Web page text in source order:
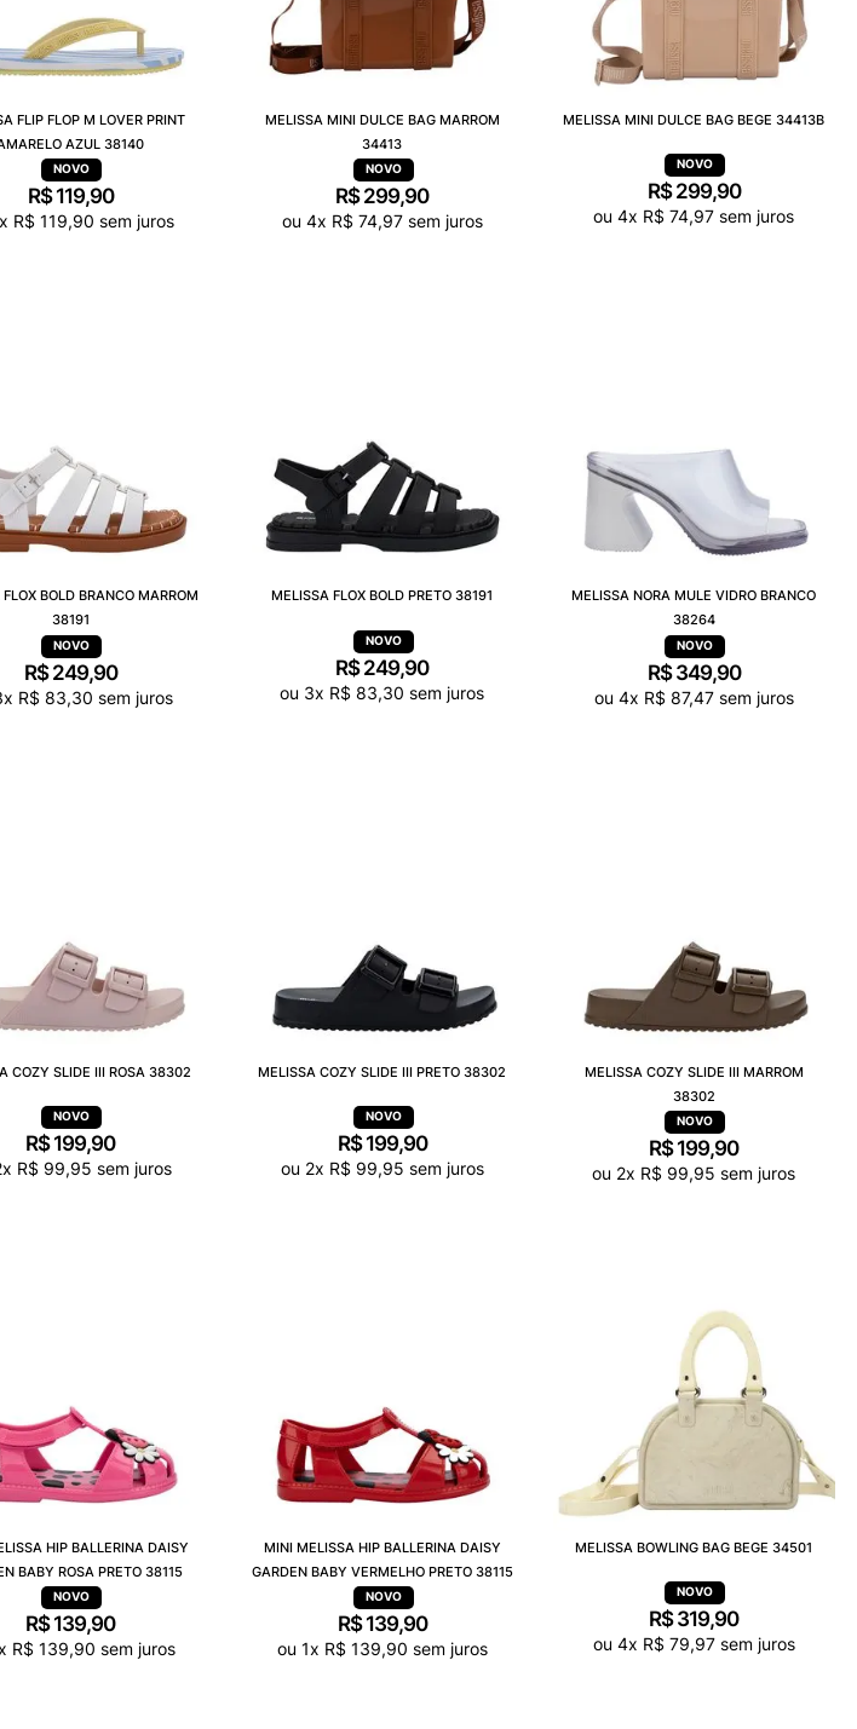
FLIP FLOP M LOVER PRINT
AZUL 38140
R$ 119,90
x R$ 119,90 sem juros
MELISSA MINI DULCE BAG MARROM
34413
R$299,90
ou 4x R$ 74,97sem juros
MELISSA MINI DULCE BAG BEGE 34413B
R$ 299,90
ou4x R$ 74,97 sem juros
BOLD BRANCO MARROM
38191
R$ 249,90
x R$ 83,30 sem juros
MELISSA FLOX BOLD PRETO 38191
R$249,90
ou 3x R$ 83,30 sem juros
MELISSA NORA MULE VIDRO BRANCO
38264
R$ 349,90
ou 4x R$ 87,47sem juros
COZY SLIDE III ROSA 38302
R$199,90
x R$ 99,95 sem juros
MELISSA COZY SLIDE III PRETO 38302
R$ 199,90
ou 2x R$ 99,95 sem juros
MELISSA COZY SLIDE III MARROM
38302
R$199,90
ou 2x R$ 99,95 sem juros
HIP BALLERINA DAISY
BABY ROSA PRETO 38115
R$139,90
R$ 139,90 sem juros
MINI MELISSA HIP BALLERINA DAISY
GARDEN BABY VERMELHO PRETO 38115
R$ 139,90
ou 1x R$ 139,90 sem juros
MELISSA BOWLING BAG BEGE 34501
R$319,90
ou 4x R$ 79,97sem juros